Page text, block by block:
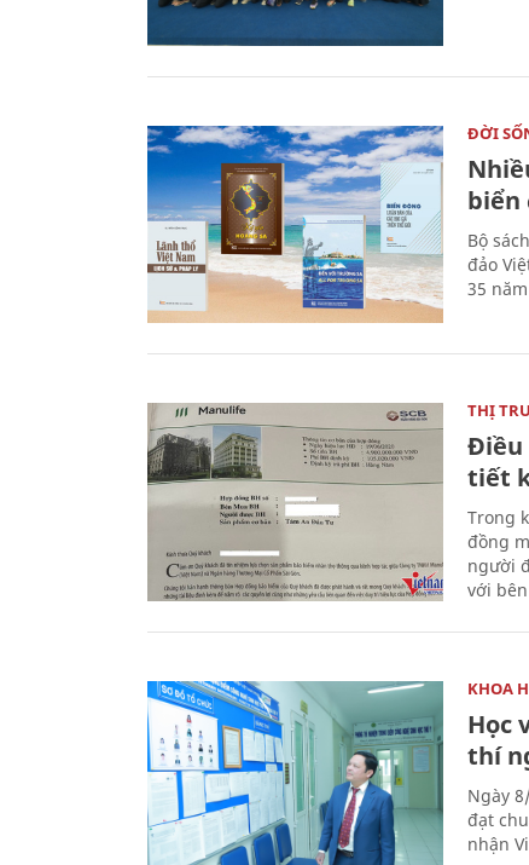
ĐỜI
biển
Bộ
đảo
35
THỊ
Điều
tiết
Trong
đồng
người
với
KHOA
Học
thí
Ngày
đạt
nhận